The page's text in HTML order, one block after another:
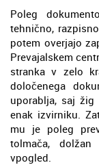
Poleg
tehnično,
potem overjajo
Prevajalskem
stranka v zelo
določenega
uporablja, saj
enak izvirniku.
mu je poleg
tolmača,
vpogled.